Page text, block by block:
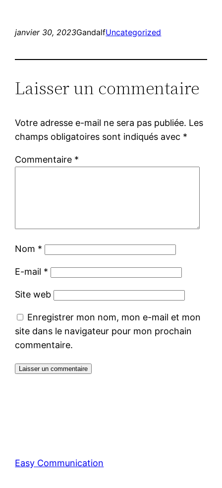
janvier 30, 2023GandalfUncategorized
Laisser un commentaire
Votre adresse e-mail ne sera pas publiée. Les
champs obligatoires sont indiqués avec *
Commentaire *
Nom *
E-mail *
Site web
Enregistrer mon nom, mon e-mail et mon
site dans le navigateur pour mon prochain
commentaire.
Easy Communication